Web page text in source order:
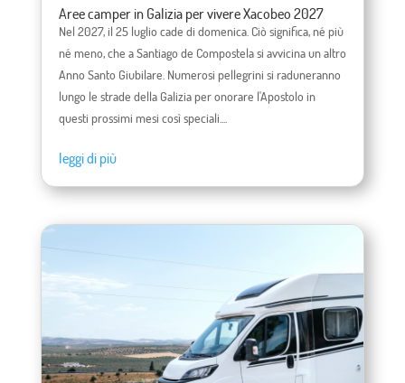
Aree camper in Galizia per vivere Xacobeo 2027
Nel 2027, il 25 luglio cade di domenica. Ciò significa, né più
né meno, che a Santiago de Compostela si avvicina un altro
Anno Santo Giubilare. Numerosi pellegrini si raduneranno
lungo le strade della Galizia per onorare l'Apostolo in
questi prossimi mesi così speciali....
leggi di più